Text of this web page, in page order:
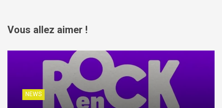
Vous allez aimer !
NEWS